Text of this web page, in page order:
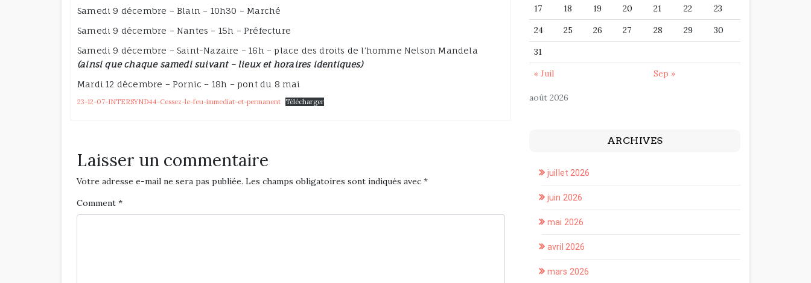
Samedi 9 décembre – Blain – 10h30 – Marché
Samedi 9 décembre – Nantes – 15h – Préfecture
Samedi 9 décembre – Saint-Nazaire – 16h – place des droits de l’homme Nelson Mandela
(ainsi que chaque samedi suivant – lieux et horaires identiques)
Mardi 12 décembre – Pornic – 18h – pont du 8 mai
23-12-07-INTERSYND44-Cessez-le-feu-immediat-et-permanent Télécharger
Laisser un commentaire
Votre adresse e-mail ne sera pas publiée. Les champs obligatoires sont indiqués avec *
Comment *
août 2026
17
18 19 20 21 22
23
24
25 26 27 28 29
30
31
« Juil
Sep »
ARCHIVES
juillet 2026
juin 2026
mai 2026
avril 2026
mars 2026